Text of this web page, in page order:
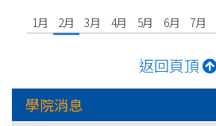
1月 2月 3月 4月 5月 6月 7月
返回頁頂
學院消息